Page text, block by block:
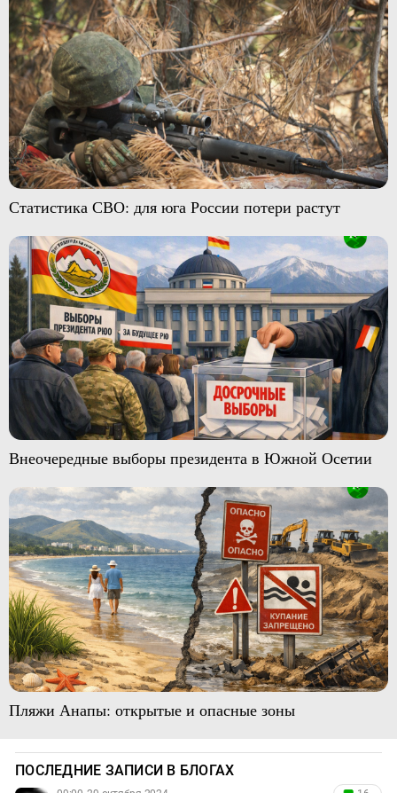
Статистика СВО: для юга России потери растут
Внеочередные выборы президента в Южной Осетии
Пляжи Анапы: открытые и опасные зоны
ПОСЛЕДНИЕ ЗАПИСИ В БЛОГАХ